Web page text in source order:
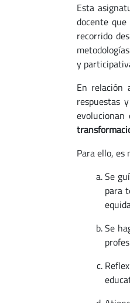
Esta
docente
recorrido
y
En relación
respuestas
Para ello, es
Se
para
Se